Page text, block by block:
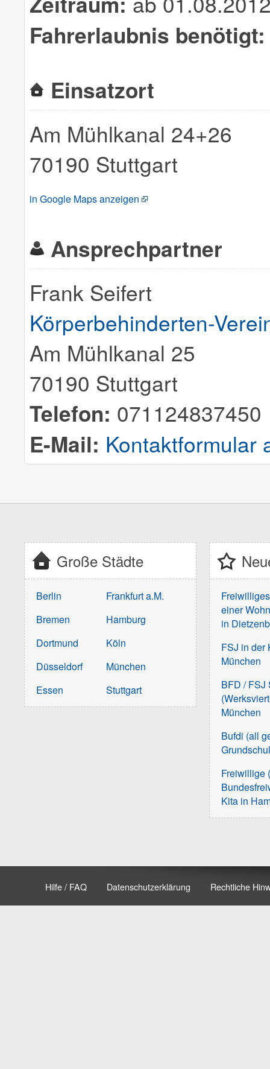
Fahrerlaubnis benötigt:
Einsatzort
Am Mühlkanal 24+26
70190 Stuttgart
in Google Maps anzeigen
Ansprechpartner
Frank Seifert
Körperbehinderten-
Am Mühlkanal 25
70190 Stuttgart
Telefon: 071124837450
E-Mail: Kontaktformular
Große Städte
Berlin
Bremen
Dortmund
Düsseldorf
Essen
Frankfurt a.M.
Hamburg
Köln
München
Stuttgart
einer
in
FSJ in der
München
BFD / FSJ
München
Bufdi (all
Freiwillige
Kita in
Hilfe / FAQ Datenschutzerklärung Rechtliche